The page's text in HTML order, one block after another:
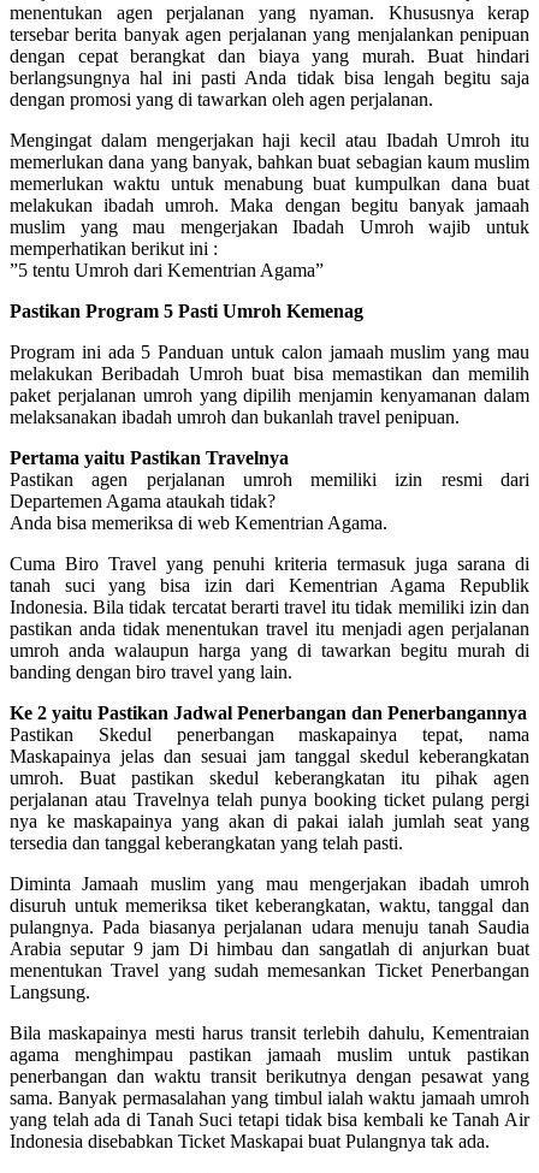
menentukan agen perjalanan yang nyaman. Khususnya kerap
tersebar berita banyak agen perjalanan yang menjalankan penipuan
dengan cepat berangkat dan biaya yang murah. Buat hindari
berlangsungnya hal ini pasti Anda tidak bisa lengah begitu saja
dengan promosi yang di tawarkan oleh agen perjalanan.
Mengingat dalam mengerjakan haji kecil atau Ibadah Umroh itu
memerlukan dana yang banyak, bahkan buat sebagian kaum muslim
memerlukan waktu untuk menabung buat kumpulkan dana buat
melakukan ibadah umroh. Maka dengan begitu banyak jamaah
muslim yang mau mengerjakan Ibadah Umroh wajib untuk
memperhatikan berikut ini :
”5 tentu Umroh dari Kementrian Agama”
Pastikan Program 5 Pasti Umroh Kemenag
Program ini ada 5 Panduan untuk calon jamaah muslim yang mau
melakukan Beribadah Umroh buat bisa memastikan dan memilih
paket perjalanan umroh yang dipilih menjamin kenyamanan dalam
melaksanakan ibadah umroh dan bukanlah travel penipuan.
Pertama yaitu Pastikan Travelnya
Pastikan agen perjalanan umroh memiliki izin resmi dari
Departemen Agama ataukah tidak?
Anda bisa memeriksa di web Kementrian Agama.
Cuma Biro Travel yang penuhi kriteria termasuk juga sarana di
tanah suci yang bisa izin dari Kementrian Agama Republik
Indonesia. Bila tidak tercatat berarti travel itu tidak memiliki izin dan
pastikan anda tidak menentukan travel itu menjadi agen perjalanan
umroh anda walaupun harga yang di tawarkan begitu murah di
banding dengan biro travel yang lain.
Ke 2 yaitu Pastikan Jadwal Penerbangan dan Penerbangannya
Pastikan Skedul penerbangan maskapainya tepat, nama
Maskapainya jelas dan sesuai jam tanggal skedul keberangkatan
umroh. Buat pastikan skedul keberangkatan itu pihak agen
perjalanan atau Travelnya telah punya booking ticket pulang pergi
nya ke maskapainya yang akan di pakai ialah jumlah seat yang
tersedia dan tanggal keberangkatan yang telah pasti.
Diminta Jamaah muslim yang mau mengerjakan ibadah umroh
disuruh untuk memeriksa tiket keberangkatan, waktu, tanggal dan
pulangnya. Pada biasanya perjalanan udara menuju tanah Saudia
Arabia seputar 9 jam Di himbau dan sangatlah di anjurkan buat
menentukan Travel yang sudah memesankan Ticket Penerbangan
Langsung.
Bila maskapainya mesti harus transit terlebih dahulu, Kementraian
agama menghimpau pastikan jamaah muslim untuk pastikan
penerbangan dan waktu transit berikutnya dengan pesawat yang
sama. Banyak permasalahan yang timbul ialah waktu jamaah umroh
yang telah ada di Tanah Suci tetapi tidak bisa kembali ke Tanah Air
Indonesia disebabkan Ticket Maskapai buat Pulangnya tak ada.